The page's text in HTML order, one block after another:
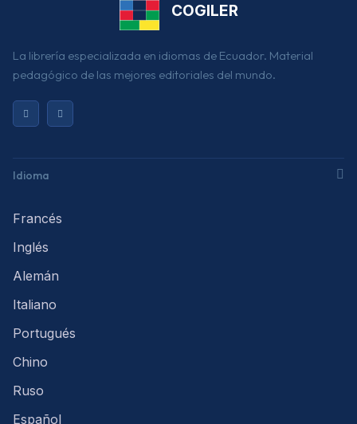
COGILER
La librería especializada en idiomas de Ecuador. Material
pedagógico de las mejores editoriales del mundo.
Idioma
Francés
Inglés
Alemán
Italiano
Portugués
Chino
Ruso
Español